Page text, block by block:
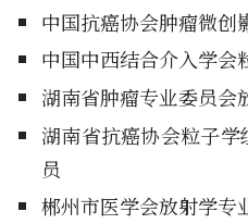
中国抗癌协会肿瘤微创
中国中西结合介入学会
湖南省肿瘤专业委员会
湖南省抗癌协会粒子
员
郴州市医学会放射学专